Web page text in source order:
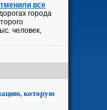
все
города
человек,
которую